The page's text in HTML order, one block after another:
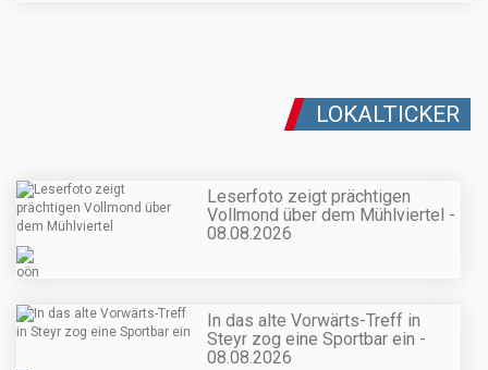
LOKALTICKER
Leserfoto zeigt prächtigen
Vollmond über dem Mühlviertel -
08.08.2026
In das alte Vorwärts-Treff in
Steyr zog eine Sportbar ein -
08.08.2026